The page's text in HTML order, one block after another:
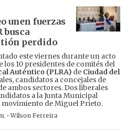
unen fuerzas
busca
perdido
este viernes durante un acto
los 10 presidentes de comités del
Auténtico (PLRA) de Ciudad del
candidatos a concejales de
ambos sectores. Dos liberales
a la Junta Municipal
de Miguel Prieto.
·Wilson Ferreira